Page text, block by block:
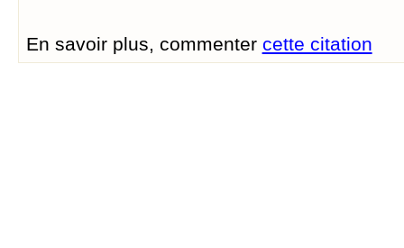
En savoir plus, commenter cette citation